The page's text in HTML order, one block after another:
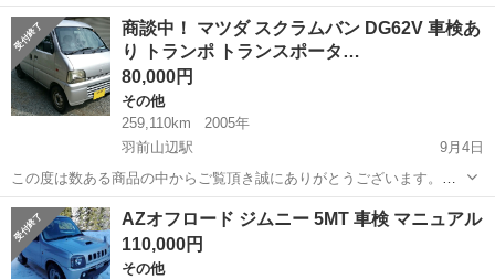
申し訳ございませんがご購入意思のある方早めのコメントお待ちして
ますm(_ _)m AC、ヒーター ガンガン効きます。 MT車 切り替え
式の4WD。 車検がH3...
山形 尾花沢市 大石田駅 その他
商談中！ マツダ スクラムバン DG62V 車検あ
り トランポ トランスポータ…
80,000円
その他
259,110km
2005年
羽前山辺駅
9月4日
この度は数ある商品の中からご覧頂き誠にありがとうございます。
「マツダ スクラムバン DG62V 車検あり トランポ トランスポーター
5MT 4wd 山形発(検 エブリイ DA62V 軽バン 軽貨物 」の出品となりま
す。...
山形 東村山郡 羽前山辺駅
AZオフロード ジムニー 5MT 車検 マニュアル
110,000円
その他